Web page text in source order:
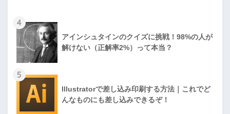
4
アインシュタインのクイズに挑戦！98%の人が
解けない（正解率2%）って本当？
5
Illustratorで差し込み印刷する方法｜これでど
んなものにも差し込みできるぞ！